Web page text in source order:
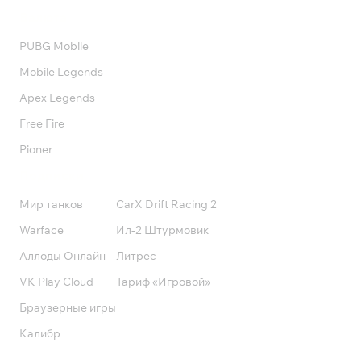
PUBG Mobile
Mobile Legends
Apex Legends
Free Fire
Pioner
Мир танков
Warface
Аллоды Онлайн
VK Play Cloud
Браузерные игры
Калибр
CarX Drift Racing 2
Ил-2 Штурмовик
Литрес
Тариф «Игровой»